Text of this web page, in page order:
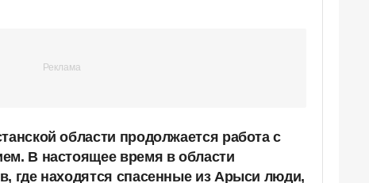
области продолжается работа с
В настоящее время в области
где находятся спасенные из Арыси люди,